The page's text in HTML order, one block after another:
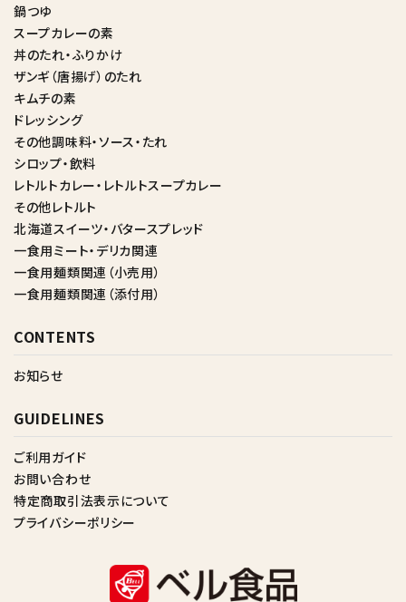
鍋つゆ
スープカレーの素
丼のたれ・ふりかけ
ザンギ（唐揚げ）のたれ
キムチの素
ドレッシング
その他調味料・ソース・たれ
シロップ・飲料
レトルトカレー・レトルトスープカレー
その他レトルト
北海道スイーツ・バタースプレッド
一食用ミート・デリカ関連
一食用麺類関連（小売用）
一食用麺類関連（添付用）
CONTENTS
お知らせ
GUIDELINES
ご利用ガイド
お問い合わせ
特定商取引法表示について
プライバシーポリシー